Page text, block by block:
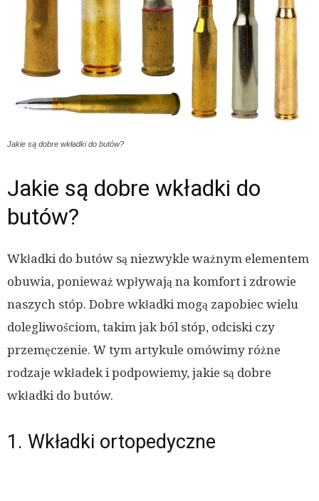
Jakie są dobre wkładki do butów?
Jakie są dobre wkładki do
butów?
Wkładki do butów są niezwykle ważnym elementem
obuwia, ponieważ wpływają na komfort i zdrowie
naszych stóp. Dobre wkładki mogą zapobiec wielu
dolegliwościom, takim jak ból stóp, odciski czy
przemęczenie. W tym artykule omówimy różne
rodzaje wkładek i podpowiemy, jakie są dobre
wkładki do butów.
1. Wkładki ortopedyczne